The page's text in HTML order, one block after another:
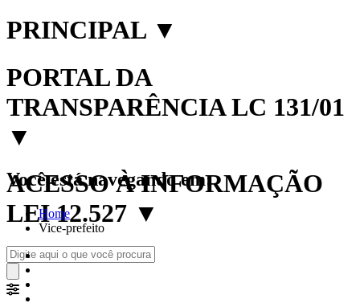
PRINCIPAL ▼
PORTAL DA
TRANSPARÊNCIA LC 131/01
▼
ACESSO À INFORMAÇÃO
LEI 12.527 ▼
Você está navegando em:
Home
Vice-prefeito